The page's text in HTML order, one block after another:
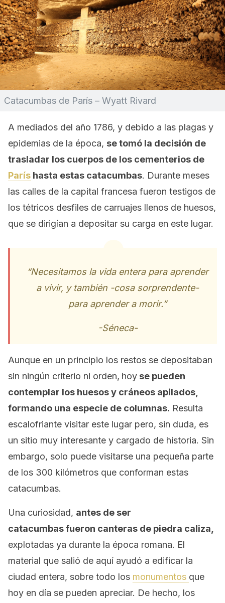
Catacumbas de París – Wyatt Rivard
A mediados del año 1786, y debido a las plagas y
epidemias de la época, se tomó la decisión de
trasladar los cuerpos de los cementerios de
París hasta estas catacumbas. Durante meses
las calles de la capital francesa fueron testigos de
los tétricos desfiles de carruajes llenos de huesos,
que se dirigían a depositar su carga en este lugar.
“Necesitamos la vida entera para aprender
a vivir, y también -cosa sorprendente-
para aprender a morir.”
-Séneca-
Aunque en un principio los restos se depositaban
sin ningún criterio ni orden, hoy se pueden
contemplar los huesos y cráneos apilados,
formando una especie de columnas. Resulta
escalofriante visitar este lugar pero, sin duda, es
un sitio muy interesante y cargado de historia. Sin
embargo, solo puede visitarse una pequeña parte
de los 300 kilómetros que conforman estas
catacumbas.
Una curiosidad, antes de ser
catacumbas fueron canteras de piedra caliza,
explotadas ya durante la época romana. El
material que salió de aquí ayudó a edificar la
ciudad entera, sobre todo los monumentos que
hoy en día se pueden apreciar. De hecho, los